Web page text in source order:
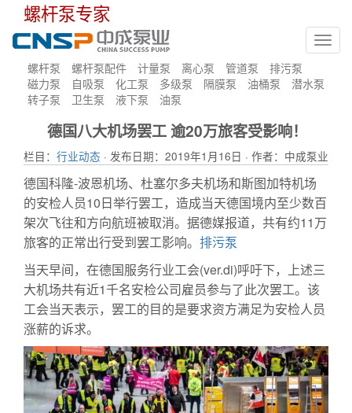
螺杆泵专家
螺杆泵 螺杆泵配件 计量泵 离心泵 管道泵
排污泵
磁力泵
自吸泵 化工泵 多级泵 隔膜泵 油桶泵
潜水泵
转子泵
卫生泵 液下泵 油泵
德国八大机场罢工 逾20万旅客受影响！
栏目： 行业动态 · 发布日期：2019年1月16日 · 作者：中成泵业
德国科隆-波恩机场、杜塞尔多夫机场和斯图加特机场
的安检人员10日举行罢工，造成当天德国境内至少数百
架次飞往和方向航班被取消。据德媒报道，共有约11万
旅客的正常出行受到罢工影响。 排污泵
当天早间，在德国服务行业工会(ver.di)呼吁下，上述三
大机场共有近1千名安检公司雇员参与了此次罢工。该
工会当天表示，罢工的目的是要求资方满足为安检人员
涨薪的诉求。